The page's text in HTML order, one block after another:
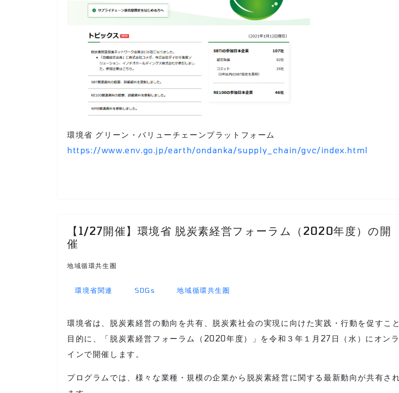
環境省 グリーン・バリューチェーンプラットフォーム
https://www.env.go.jp/earth/ondanka/supply_chain/gvc/index.html
【1/27開催】環境省 脱炭素経営フォーラム（2020年度）の開
催
地域循環共生圏
環境省関連 SDGs 地域循環共生圏
環境省は、脱炭素経営の動向を共有、脱炭素社会の実現に向けた実践・行動を促すこと
目的に、「脱炭素経営フォーラム（2020年度）」を令和３年１月27日（水）にオンラ
インで開催します。
プログラムでは、様々な業種・規模の企業から脱炭素経営に関する最新動向が共有され